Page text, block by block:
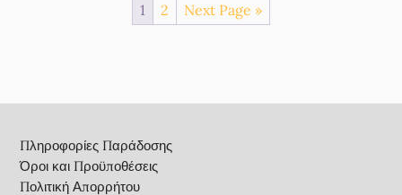
1 2 Next Page »
Πληροφορίες Παράδοσης
Όροι και Προϋποθέσεις
Πολιτική Απορρήτου